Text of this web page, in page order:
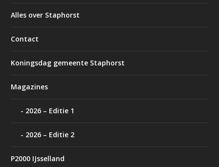
Alles over Staphorst
Contact
Koningsdag gemeente Staphorst
Magazines
2026 – Editie 1
2026 – Editie 2
P2000 IJsselland